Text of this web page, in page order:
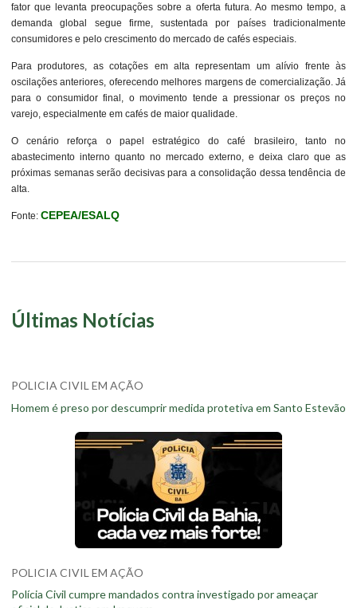
fator que levanta preocupações sobre a oferta futura. Ao mesmo tempo, a
demanda global segue firme, sustentada por países tradicionalmente
consumidores e pelo crescimento do mercado de cafés especiais.
Para produtores, as cotações em alta representam um alívio frente às
oscilações anteriores, oferecendo melhores margens de comercialização. Já
para o consumidor final, o movimento tende a pressionar os preços no
varejo, especialmente em cafés de maior qualidade.
O cenário reforça o papel estratégico do café brasileiro, tanto no
abastecimento interno quanto no mercado externo, e deixa claro que as
próximas semanas serão decisivas para a consolidação dessa tendência de
alta.
Fonte: CEPEA/ESALQ
Últimas Notícias
POLICIA CIVIL EM AÇÃO
Homem é preso por descumprir medida protetiva em Santo Estevão
POLICIA CIVIL EM AÇÃO
Polícia Civil cumpre mandados contra investigado por ameaçar